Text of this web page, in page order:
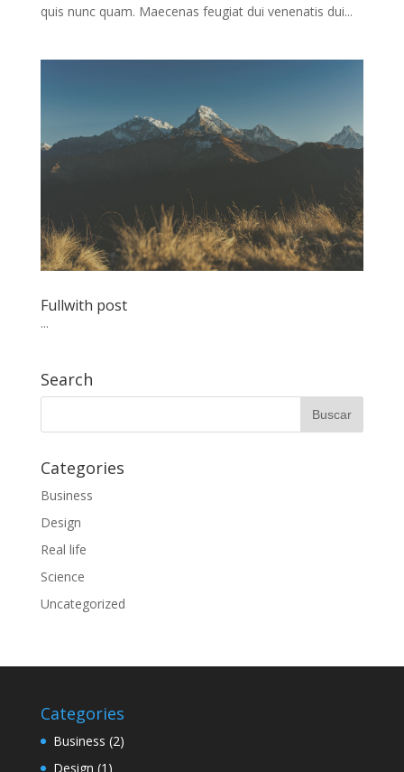
quis nunc quam. Maecenas feugiat dui venenatis dui...
Fullwith post
...
Search
Categories
Business
Design
Real life
Science
Uncategorized
Categories
Business (2)
Design (1)